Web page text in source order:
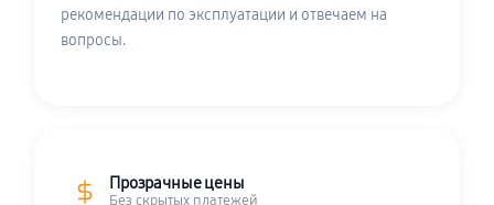
рекомендации по эксплуатации и отвечаем на
вопросы.
Прозрачные цены
Без скрытых платежей